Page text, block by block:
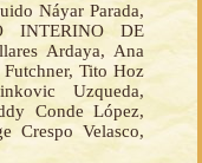
Náyar Parada,
INTERINO DE
Ardaya, Ana
Tito Hoz
Uzqueda,
Conde López,
Crespo Velasco,